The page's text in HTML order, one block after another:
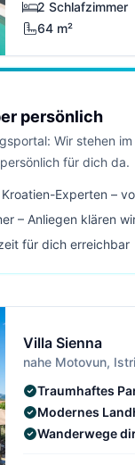
2 Schlafzimmer
64 m²
persönlich
Wir stehen
für dich da.
Experten –
– Anliegen klären
für dich erreichbar
Villa Sienna
nahe Motovun,
Traumhaftes
Modernes
Wanderwege